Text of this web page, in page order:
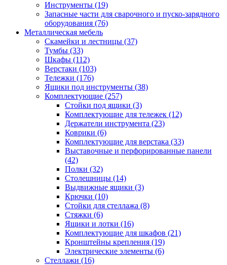
Инструменты (19)
Запасные части для сварочного и пуско-зарядного
оборудования (76)
Металлическая мебель
Скамейки и лестницы (37)
Тумбы (33)
Шкафы (112)
Верстаки (103)
Тележки (176)
Ящики под инструменты (38)
Комплектующие (257)
Стойки под ящики (3)
Комплектующие для тележек (12)
Держатели инструмента (23)
Коврики (6)
Комплектующие для верстака (33)
Выставочные и перфорированные панели
(42)
Полки (32)
Столешницы (14)
Выдвижные ящики (3)
Крючки (10)
Стойки для стеллажа (8)
Стяжки (6)
Ящики и лотки (16)
Комплектующие для шкафов (21)
Кронштейны крепления (19)
Электрические элементы (6)
Стеллажи (16)